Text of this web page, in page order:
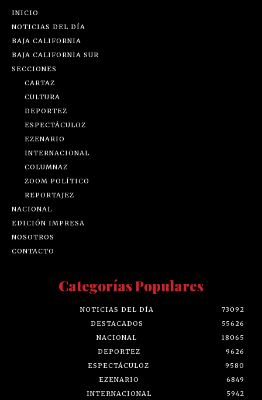
INICIO
NOTICIAS DEL DÍA
BAJA CALIFORNIA
BAJA CALIFORNIA SUR
SECCIONES
CARTAZ
CULTURA
DEPORTEZ
ESPECTÁCULOZ
EZENARIO
INTERNACIONAL
COLUMNAZ
ZOOM POLÍTICO
REPORTAJEZ
NACIONAL
EDICIÓN IMPRESA
NOSOTROS
CONTACTO
Categorías Populares
NOTICIAS DEL DÍA
73092
DESTACADOS
55626
NACIONAL
18065
DEPORTEZ
9626
ESPECTÁCULOZ
9580
EZENARIO
6849
INTERNACIONAL
5942